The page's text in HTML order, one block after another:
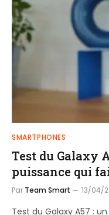
SMARTPHONES
Test du Galaxy
puissance qui
Par Team Smart 13/04/
Test du Galaxy A57 :